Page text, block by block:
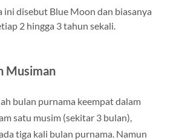
ini disebut Blue Moon dan biasanya
2 hingga 3 tahun sekali.
Musiman
bulan purnama keempat dalam
satu musim (sekitar 3 bulan),
tiga kali bulan purnama. Namun